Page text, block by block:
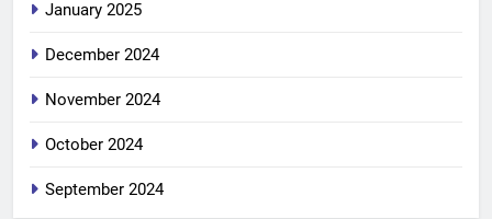
January 2025
December 2024
November 2024
October 2024
September 2024